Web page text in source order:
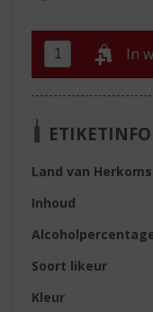
In
Land van
Inhoud
Soort likeur
Kleur